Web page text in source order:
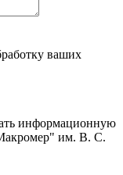
ваших
информационную
им. В. С.